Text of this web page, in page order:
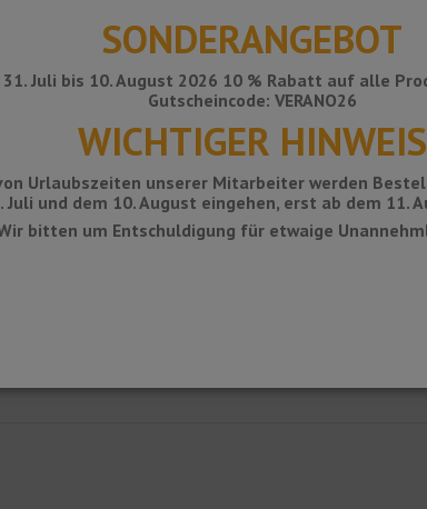
STEP-CT zum Schutz von Kanten oder Kanten von
SONDERANGEBOT
31. Juli bis 10. August 2026 10 % Rabatt auf alle
Gutscheincode: VERANO26
WICHTIGER HINWEIS
Urlaubszeiten unserer Mitarbeiter werden
Juli und dem 10. August eingehen, erst ab dem 11.
bitten um Entschuldigung für etwaige